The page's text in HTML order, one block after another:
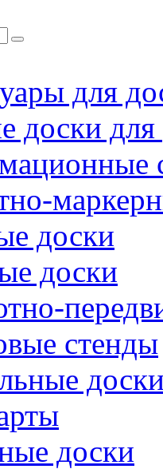
для
доски
доски
доски
стенды
доски